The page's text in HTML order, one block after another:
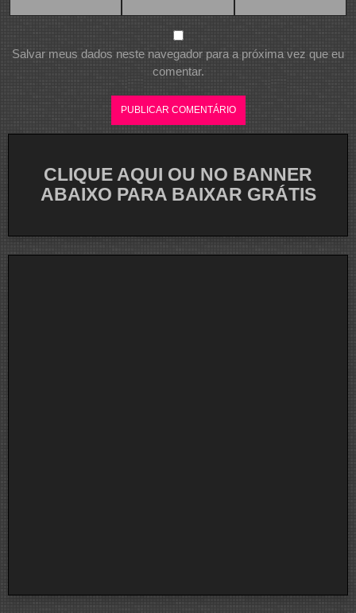
Salvar meus dados neste navegador para a próxima vez que eu
comentar.
CLIQUE AQUI OU NO BANNER
ABAIXO PARA BAIXAR GRÁTIS